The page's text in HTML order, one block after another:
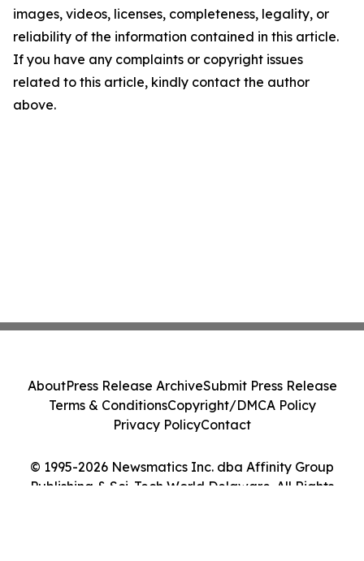
images, videos, licenses, completeness, legality, or
reliability of the information contained in this article.
If you have any complaints or copyright issues
related to this article, kindly contact the author
above.
© 1995-2026 Newsmatics Inc. dba Affinity Group
Publishing & Sci-Tech World Delaware. All Rights
AboutPress Release ArchiveSubmit Press Release
Terms & ConditionsCopyright/DMCA Policy
Privacy PolicyContact